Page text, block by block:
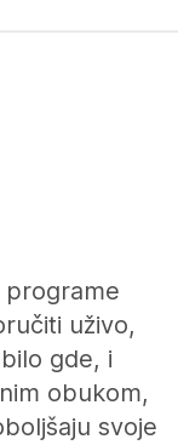
programe
uživo,
gde, i
obukom,
svoje